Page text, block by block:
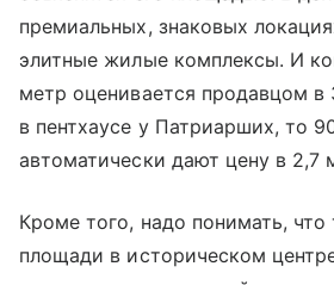
премиальных, знаковых
элитные жилые комплексы. И
метр оценивается продавцом в
в пентхаусе у Патриарших, то
автоматически дают цену в 2,7
Кроме того, надо понимать,
площади в историческом